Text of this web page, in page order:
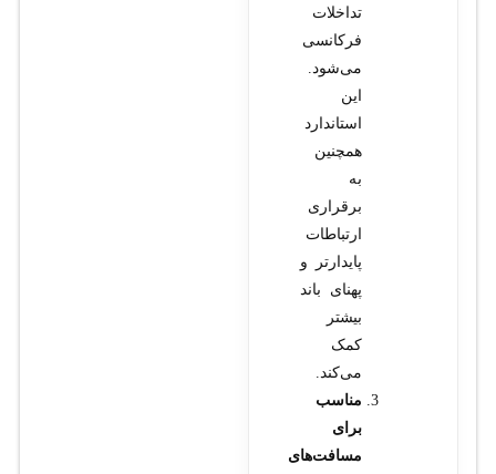
تداخلات
فرکانسی
می‌شود.
این
استاندارد
همچنین
به
برقراری
ارتباطات
پایدارتر و
پهنای باند
بیشتر
کمک
می‌کند.
مناسب
برای
مسافت‌های